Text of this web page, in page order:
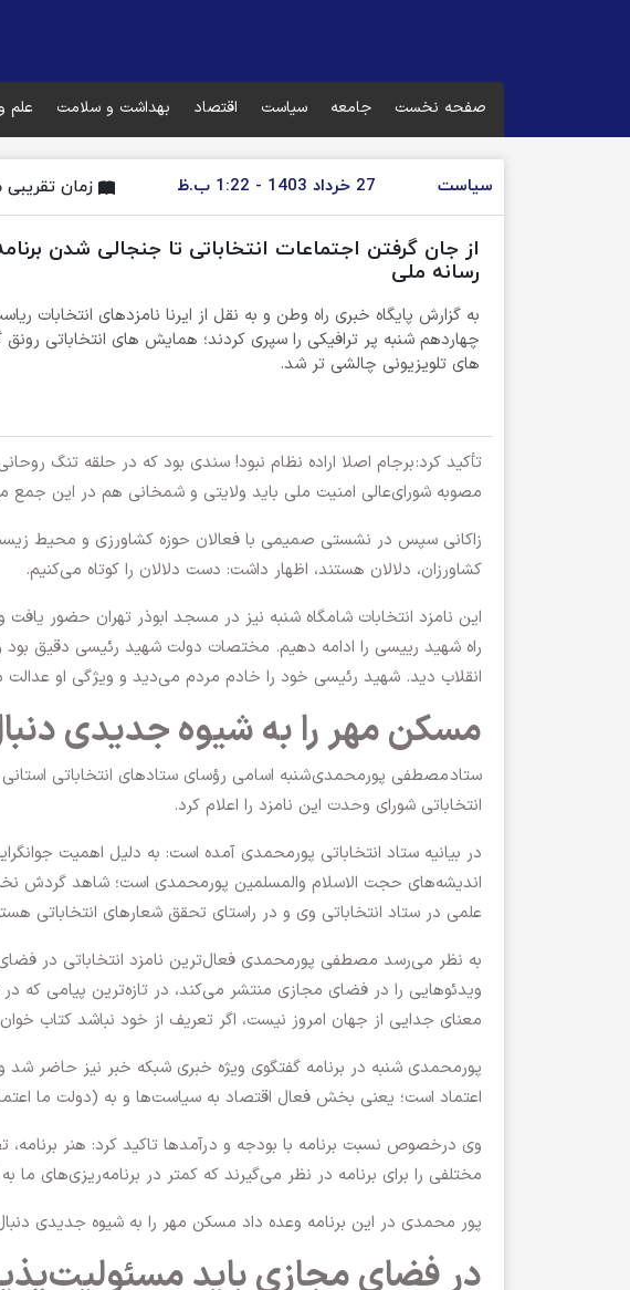
صفحه نخست جامعه سیاست اقتصاد بهداشت و سلامت علم
سیاست 27 خرداد 1403 - 1:22 ب.ظ زمان تقریبی
از جان گرفتن اجتماعات انتخاباتی تا جنجالی شدن
رسانه ملی
به گزارش پایگاه خبری راه وطن و به نقل از ایرنا نامزدهای انتخابات
چهاردهم شنبه پر ترافیکی را سپری کردند؛ همایش های انتخاباتی رونق
های تلویزیونی چالشی تر شد.
تأکید کرد:برجام اصلا اراده نظام نبود! سندی بود که در حلقه تنگ
مصوبه شورای‌عالی امنیت ملی باید ولایتی و شمخانی هم در این جمع
زاکانی سپس در نشستی صمیمی با فعالان حوزه کشاورزی و محیط
کشاورزان، دلالان هستند، اظهار داشت: دست دلالان را کوتاه می‌کنیم.
این نامزد انتخابات شامگاه شنبه نیز در مسجد ابوذر تهران حضور
راه شهید رییسی را ادامه دهیم. مختصات دولت شهید رئیسی دقیق
انقلاب دید. شهید رئیسی خود را خادم مردم می‌دید و ویژگی او
مسکن مهر را به شیوه جدیدی
ستادمصطفی پورمحمدیشنبه اسامی رؤسای ستادهای انتخاباتی
انتخاباتی شورای وحدت این نامزد را اعلام کرد.
در بیانیه ستاد انتخاباتی پورمحمدی آمده است: به دلیل اهمیت
اندیشه‌های حجت الاسلام والمسلمین پورمحمدی است؛ شاهد گردش
علمی در ستاد انتخاباتی وی و در راستای تحقق شعارهای انتخاباتی
به نظر می‌رسد مصطفی پورمحمدی فعال‌ترین نامزد انتخاباتی در
ویدئوهایی را در فضای مجازی منتشر می‌کند، در تازه‌ترین پیامی که
معنای جدایی از جهان امروز نیست، اگر تعریف از خود نباشد کتاب
پورمحمدی شنبه در برنامه گفتگوی ویژه خبری شبکه خبر نیز حاضر شد
اعتماد است؛ یعنی بخش فعال اقتصاد به سیاست‌ها و به (دولت ما
وی درخصوص نسبت برنامه با بودجه و درآمدها تاکید کرد: هنر برنامه،
مختلفی را برای برنامه در نظر می‌گیرند که کمتر در برنامه‌ریزی‌های
پور محمدی در این برنامه وعده داد مسکن مهر را به شیوه جدیدی
در فضای مجازی باید